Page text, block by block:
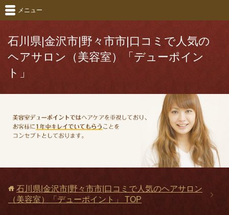
石川県|金沢市|野々市市|口コミで人気の
ヘアサロン（美容室）「デューポイン
ト」
メニュー
石川県|金沢市|野々市市|口コミで人気のヘアサロン
（美容室）「デューポイント」
TOP